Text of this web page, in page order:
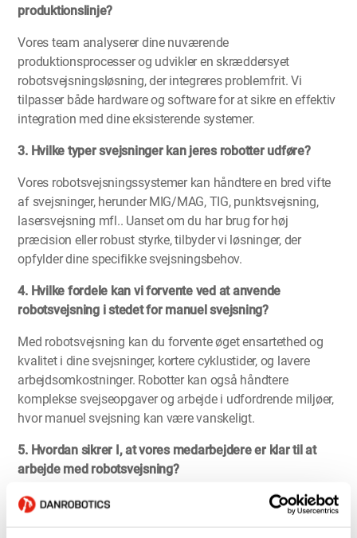
produktionslinje?
Vores team analyserer dine nuværende
produktionsprocesser og udvikler en skræddersyet
robotsvejsningsløsning, der integreres problemfrit. Vi
tilpasser både hardware og software for at sikre en effektiv
integration med dine eksisterende systemer.
3. Hvilke typer svejsninger kan jeres robotter udføre?
Vores robotsvejsningssystemer kan håndtere en bred vifte
af svejsninger, herunder MIG/MAG, TIG, punktsvejsning,
lasersvejsning mfl.. Uanset om du har brug for høj
præcision eller robust styrke, tilbyder vi løsninger, der
opfylder dine specifikke svejsningsbehov.
4. Hvilke fordele kan vi forvente ved at anvende
robotsvejsning i stedet for manuel svejsning?
Med robotsvejsning kan du forvente øget ensartethed og
kvalitet i dine svejsninger, kortere cyklustider, og lavere
arbejdsomkostninger. Robotter kan også håndtere
komplekse svejseopgaver og arbejde i udfordrende miljøer,
hvor manuel svejsning kan være vanskeligt.
5. Hvordan sikrer I, at vores medarbejdere er klar til at
arbejde med robotsvejsning?
Vi tilbyder grundig uddannelse og support til dine
medarbejdere, så de kan betjene og vedligeholde